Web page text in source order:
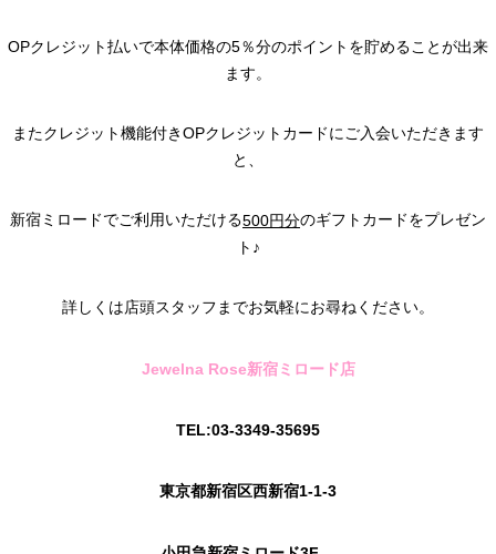
OPクレジット払いで本体価格の5％分のポイントを貯めることが出来
ます。
またクレジット機能付きOPクレジットカードにご入会いただきます
と、
新宿ミロードでご利用いただける500円分のギフトカードをプレゼン
ト♪
詳しくは店頭スタッフまでお気軽にお尋ねください。
Jewelna Rose新宿ミロード店
TEL:03-3349-35695
東京都新宿区西新宿1-1-3